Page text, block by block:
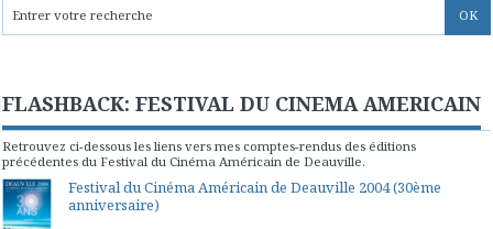
FLASHBACK: FESTIVAL DU CINEMA AMERICAIN
Retrouvez ci-dessous les liens vers mes comptes-rendus des éditions
précédentes du Festival du Cinéma Américain de Deauville.
Festival du Cinéma Américain de Deauville 2004 (30ème
anniversaire)